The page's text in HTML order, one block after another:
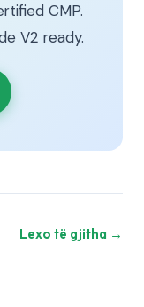
CMP.
V2 ready.
Lexo të gjitha →